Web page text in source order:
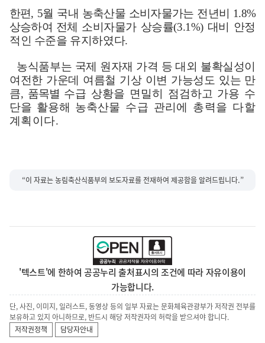
한편, 5월 국내 농축산물 소비자물가는 전년비 1.8%
상승하여 전체 소비자물가 상승률(3.1%) 대비 안정
적인 수준을 유지하였다.
농식품부는 국제 원자재 가격 등 대외 불확실성이
여전한 가운데 여름철 기상 이변 가능성도 있는 만
큼, 품목별 수급 상황을 면밀히 점검하고 가용 수
단을 활용해 농축산물 수급 관리에 총력을 다할
계획이다.
“이 자료는 농림축산식품부의 보도자료를 전재하여 제공함을 알려드립니다.”
'텍스트'에 한하여 공공누리 출처표시의 조건에 따라 자유이용이
가능합니다.
단, 사진, 이미지, 일러스트, 동영상 등의 일부 자료는 문화체육관광부가 저작권 전부를
보유하고 있지 아니하므로, 반드시 해당 저작권자의 허락을 받으셔야 합니다.
저작권정책
담당자안내